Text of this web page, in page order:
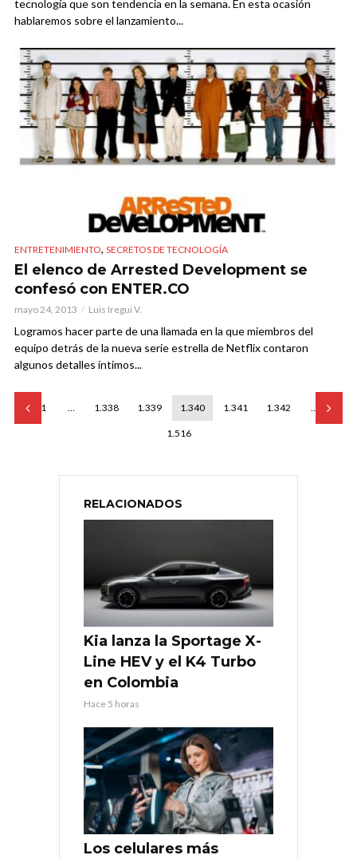
tecnología que son tendencia en la semana. En esta ocasión
hablaremos sobre el lanzamiento...
ENTRETENIMIENTO, SECRETOS DE TECNOLOGÍA
El elenco de Arrested Development se
confesó con ENTER.CO
mayo 24, 2013 Luis Iregui V.
Logramos hacer parte de una llamada en la que miembros del
equipo detrás de la nueva serie estrella de Netflix contaron
algunos detalles íntimos...
1 … 1.338 1.339 1.340 1.341 1.342 …
1.516
RELACIONADOS
Kia lanza la Sportage X-
Line HEV y el K4 Turbo
en Colombia
Hace 5 horas
Los celulares más